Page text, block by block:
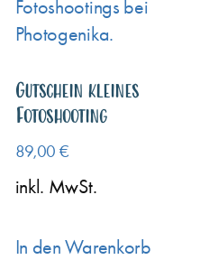
Gutschein kleines
Fotoshooting
89,00 €
inkl. MwSt.
In den Warenkorb